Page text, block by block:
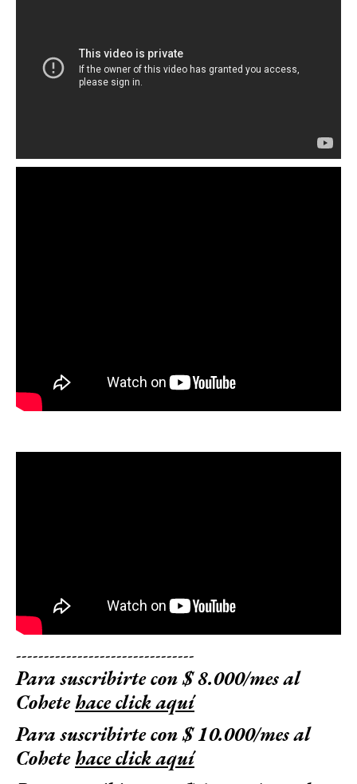
--------------------------------
Para suscribirte con $ 8.000/mes al
Cohetehace click aquí
Para suscribirte con $ 10.000/mes al
Cohetehace click aquí